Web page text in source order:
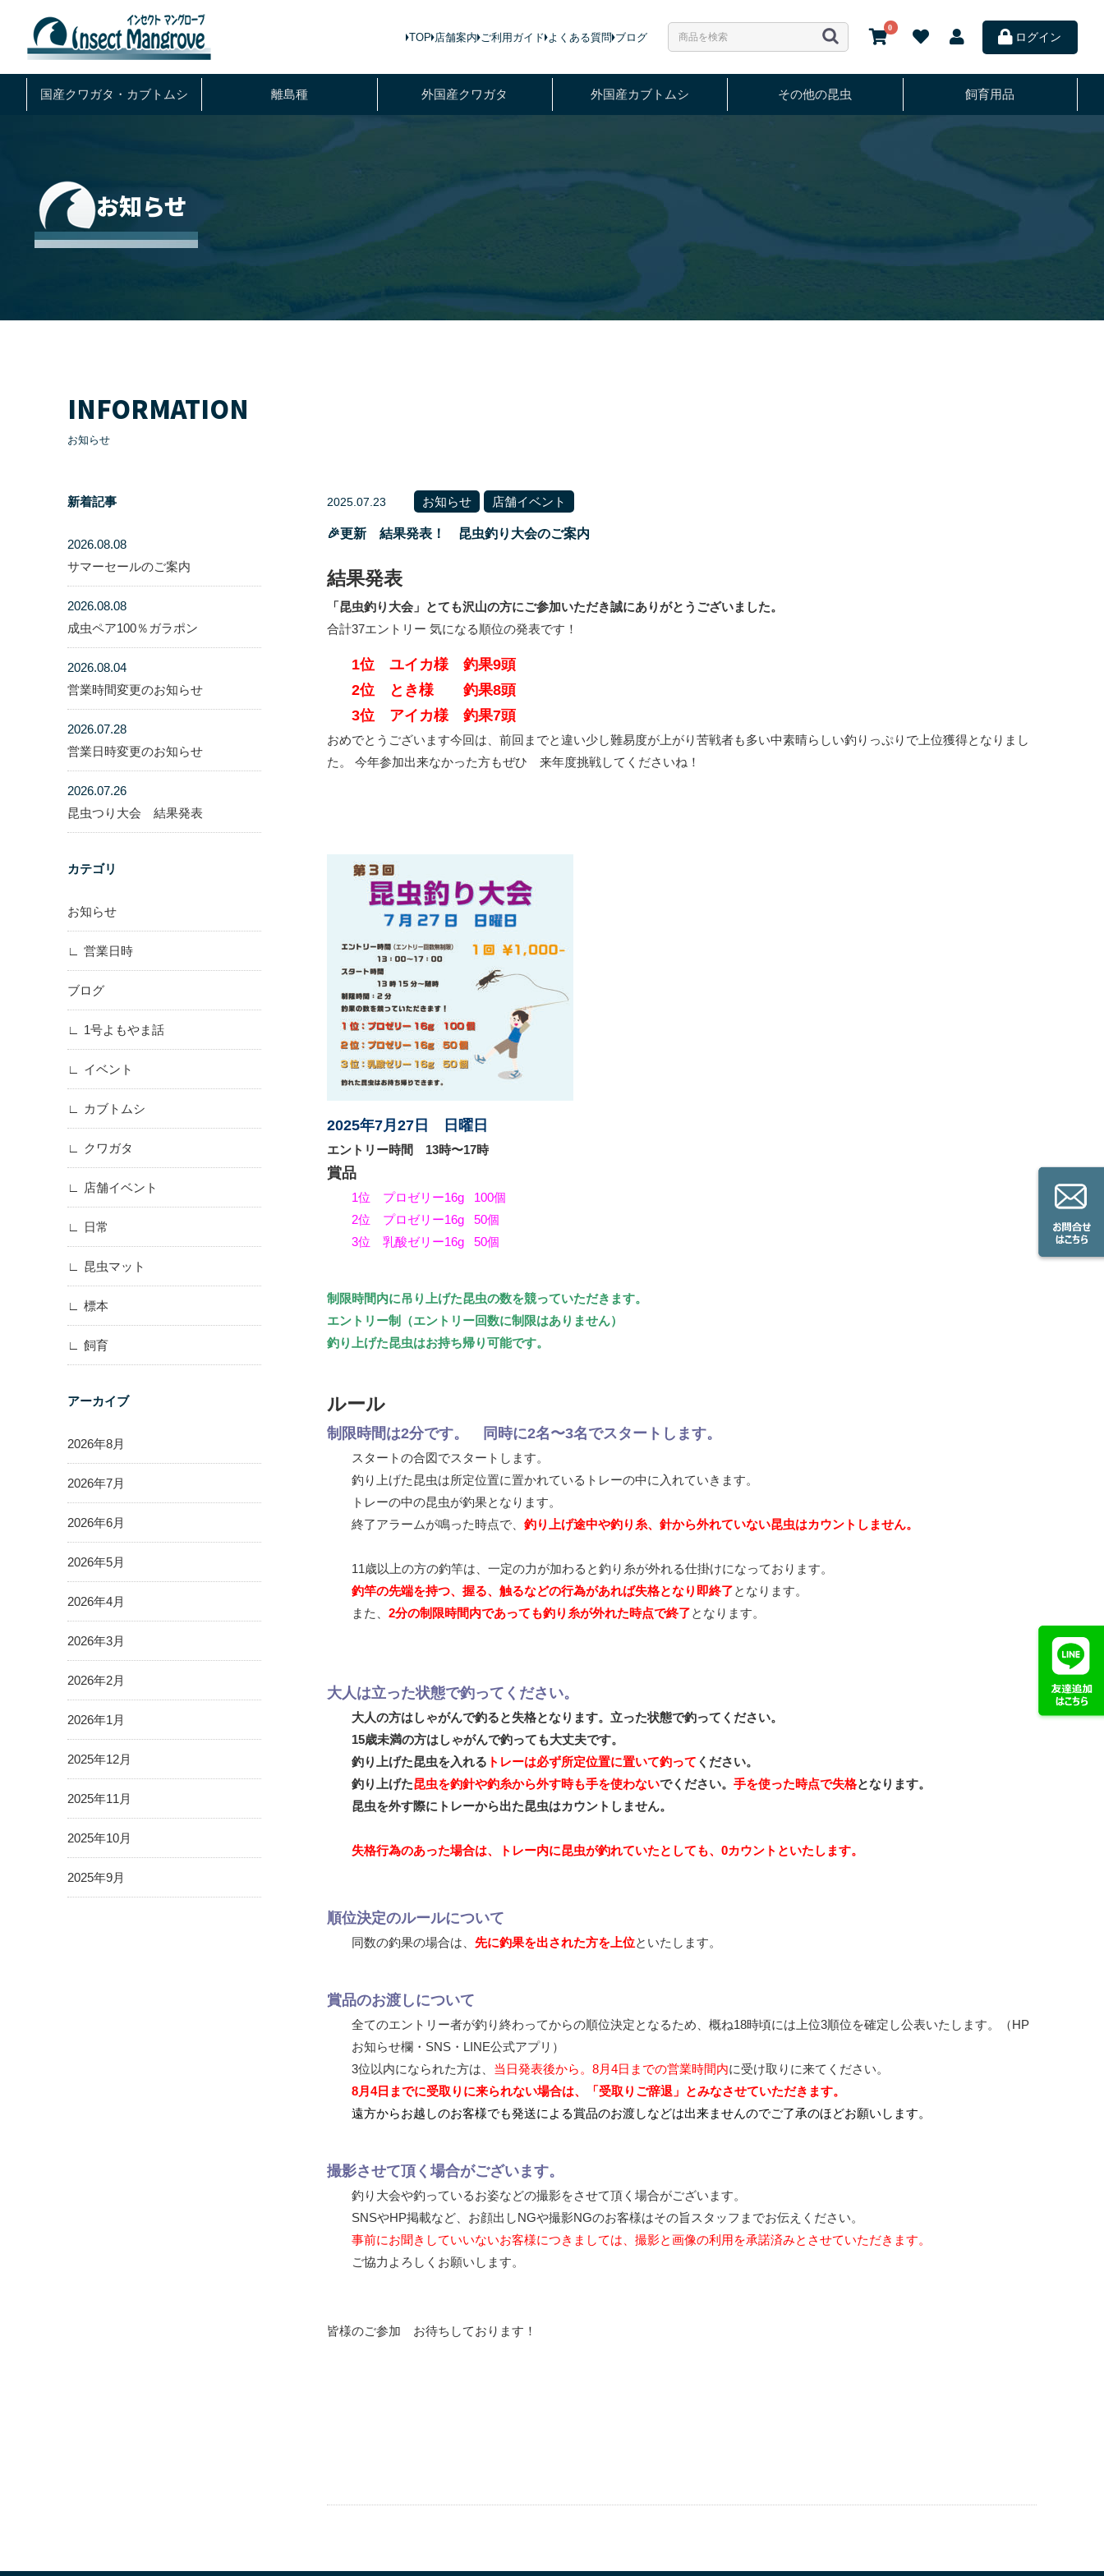
TOP 店舗案内 ご利用ガイド よくある質問 ブログ
0
ログイン
国産クワガタ・ カブトムシ 離島種 外国産クワガタ 外国産カブトムシ その他の昆虫 飼育用品
お知らせ
INFORMATION
お知らせ
新着記事
2026.08.08
サマーセールのご案内
2026.08.08
成虫ペア100％ガラポン
2026.08.04
営業時間変更のお知らせ
2026.07.28
営業日時変更のお知らせ
2026.07.26
昆虫つり大会 結果発表
カテゴリ
お知らせ
営業日時
ブログ
1号よもやま話
イベント
カブトムシ
クワガタ
店舗イベント
日常
昆虫マット
標本
飼育
アーカイブ
2026年8月
2026年7月
2026年6月
2026年5月
2026年4月
2026年3月
2026年2月
2026年1月
2025年12月
2025年11月
2025年10月
2025年9月
2025.07.23 お知らせ 店舗イベント
🎉更新 結果発表！ 昆虫釣り大会のご案内
結果発表
「昆虫釣り大会」とても沢山の方にご参加いただき誠にありがとうございました。
合計37エントリー 気になる順位の発表です！
1位 ユイカ様 釣果9頭
2位 とき様 釣果8頭
3位 アイカ様 釣果7頭
おめでとうございます今回は、前回までと違い少し難易度が上がり苦戦者も多い中素晴らしい釣りっぷりで上位獲得となりまし
た。 今年参加出来なかった方もぜひ 来年度挑戦してくださいね！
2025年7月27日 日曜日
エントリー時間 13時〜17時
賞品
1位 プロゼリー16g 100個
2位 プロゼリー16g 50個
3位 乳酸ゼリー16g 50個
制限時間内に吊り上げた昆虫の数を競っていただきます。
エントリー制（エントリー回数に制限はありません）
釣り上げた昆虫はお持ち帰り可能です。
ルール
制限時間は2分です。 同時に2名〜3名でスタートします。
スタートの合図でスタートします。
釣り上げた昆虫は所定位置に置かれているトレーの中に入れていきます。
トレーの中の昆虫が釣果となります。
終了アラームが鳴った時点で、 釣り上げ途中や釣り糸、針から外れていない昆虫はカウントしません。
11歳以上の方の釣竿は、一定の力が加わると釣り糸が外れる仕掛けになっております。
釣竿の先端を持つ、握る、触るなどの行為があれば失格となり即終了となります。
また、 2分の制限時間内であっても釣り糸が外れた時点で終了となります。
大人は立った状態で釣ってください。
大人の方はしゃがんで釣ると失格となります。 立った状態で釣ってください。
15歳未満の方はしゃがんで釣っても大丈夫です。
釣り上げた昆虫を入れる トレーは必ず所定位置に置いて釣って ください。
釣り上げた昆虫を釣針や釣糸から外す時も手を使わないでください。 手を使った時点で失格となります。
昆虫を外す際にトレーから出た昆虫はカウントしません。
失格行為のあった場合は、トレー内に昆虫が釣れていたとしても、0カウントといたします。
順位決定のルールについて
同数の釣果の場合は、 先に釣果を出された方を上位といたします。
賞品のお渡しについて
全てのエントリー者が釣り終わってからの順位決定となるため、概ね18時頃には上位3順位を確定し公表いたします。（HP
お知らせ欄・SNS・LINE公式アプリ）
3位以内になられた方は、 当日発表後から。8月4日までの営業時間内に受け取りに来てください。
8月4日までに受取りに来られない場合は、「受取りご辞退」とみなさせていただきます。
遠方からお越しのお客様でも発送による賞品のお渡しなどは出来ませんのでご了承のほどお願いします。
撮影させて頂く場合がございます。
釣り大会や釣っているお姿などの撮影をさせて頂く場合がございます。
SNSやHP掲載など、お顔出しNGや撮影NGのお客様はその旨スタッフまでお伝えください。
事前にお聞きしていいないお客様につきましては、撮影と画像の利用を承諾済みとさせていただきます。
ご協力よろしくお願いします。
皆様のご参加 お待ちしております！